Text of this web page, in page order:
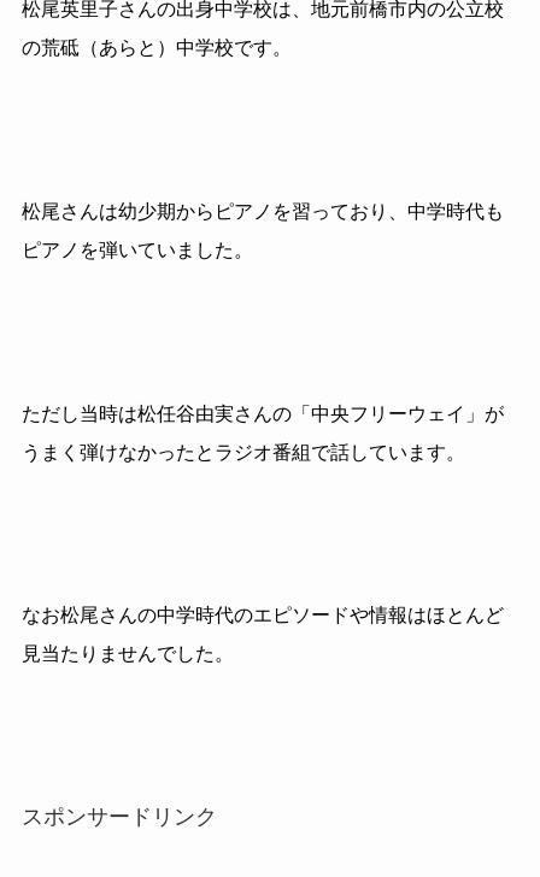
松尾英里子さんの出身中学校は、地元前橋市内の公立校
の荒砥（あらと）中学校です。
松尾さんは幼少期からピアノを習っており、中学時代も
ピアノを弾いていました。
ただし当時は松任谷由実さんの「中央フリーウェイ」が
うまく弾けなかったとラジオ番組で話しています。
なお松尾さんの中学時代のエピソードや情報はほとんど
見当たりませんでした。
スポンサードリンク